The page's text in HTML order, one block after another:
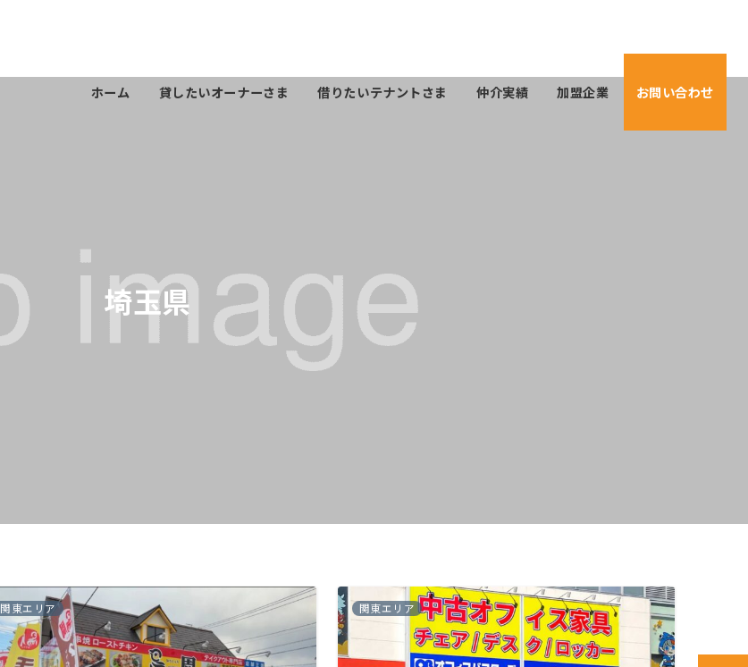
ホーム 貸したいオーナーさま 借りたいテナントさま 仲介実績 加盟企業 お問い合わせ
埼玉県
関東エリア 関東エリア